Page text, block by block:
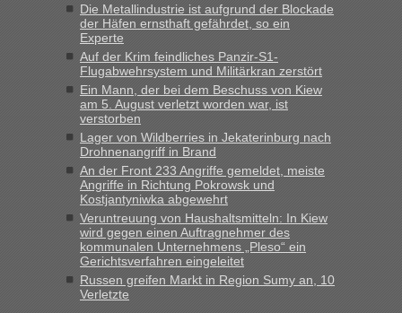
„Hallo Leute, ich weiß nicht, ob ich hier richtig bin mit meiner
Anfrage. Ich möchte 4 Umzugskartons mit gebrauchter
Straßen Kleidung bei der Einreise in die Ukraine
mitnehmen. Es ist gebrauchte Kleidung...“
Berichte und Reisetipps • Re: An welchem
Grenzübergang zwischen Polen und der Ukraine geht es am
schnellsten?
„Wir sind mit unserem Wohnmobil, wie geplant am Montag
15.6. in Krakovets rüber. Sehr zeitig los gegen 5 Uhr in der
Früh. Mit sehr sehr wenig Verkehr, super bis zur Grenze. Nur
8 PKW vor der Schranke....“
Berichte und Reisetipps • Re: An welchem
Grenzübergang zwischen Polen und der Ukraine geht es am
schnellsten?
„Gestern 6 Stunden warten vor der Grenze Richtung Polen
Die Metallindustrie ist aufgrund der Blockade
der Häfen ernsthaft gefährdet, so ein
Experte
Auf der Krim feindliches Panzir-S1-
Flugabwehrsystem und Militärkran zerstört
Ein Mann, der bei dem Beschuss von Kiew
am 5. August verletzt worden war, ist
verstorben
Lager von Wildberries in Jekaterinburg nach
Drohnenangriff in Brand
An der Front 233 Angriffe gemeldet, meiste
Angriffe in Richtung Pokrowsk und
Kostjantyniwka abgewehrt
Veruntreuung von Haushaltsmitteln: In Kiew
wird gegen einen Auftragnehmer des
kommunalen Unternehmens „Pleso“ ein
Gerichtsverfahren eingeleitet
Russen greifen Markt in Region Sumy an, 10
Verletzte